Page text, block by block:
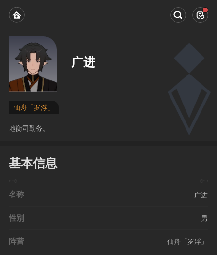
广进
仙舟「罗浮」
地衡司勤务。
基本信息
名称 广进
性别 男
阵营 仙舟「罗浮」